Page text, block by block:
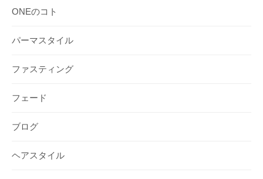
ONEのコト
パーマスタイル
ファスティング
フェード
ブログ
ヘアスタイル